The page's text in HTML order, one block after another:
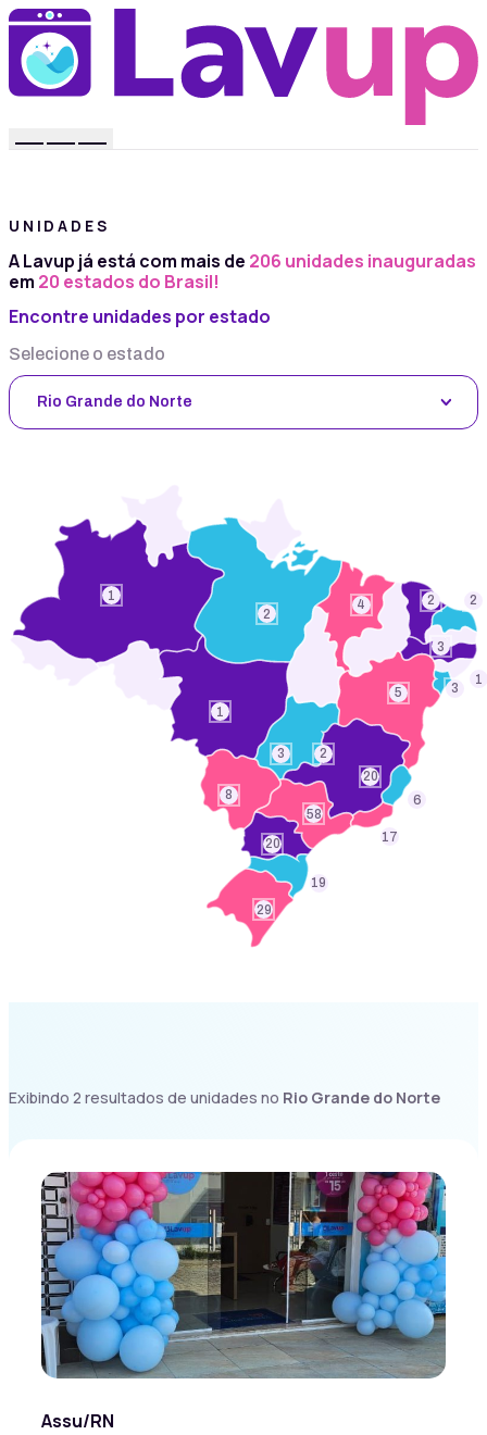
UNIDADES
A Lavup já está com mais de 206 unidades inauguradas
em 20 estados do Brasil!
Encontre unidades por estado
Selecione o estado
Rio Grande do Norte
1
1
5
2
2
6
3
4
1
8
20
2
20
3
17
2
29
19
58
3
Exibindo 2 resultados de unidades no Rio Grande do Norte
Assu/RN